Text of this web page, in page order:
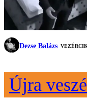
Dezse Balázs
Újra